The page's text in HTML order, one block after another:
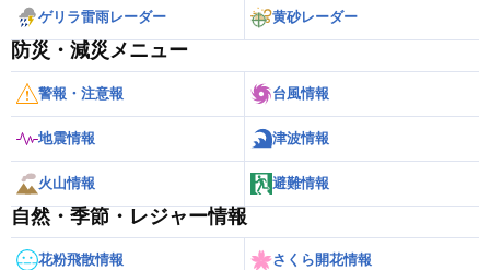
ゲリラ雷雨レーダー 黄砂レーダー
防災・減災メニュー
警報・注意報 台風情報
地震情報 津波情報
火山情報 避難情報
自然・季節・レジャー情報
花粉飛散情報 さくら開花情報